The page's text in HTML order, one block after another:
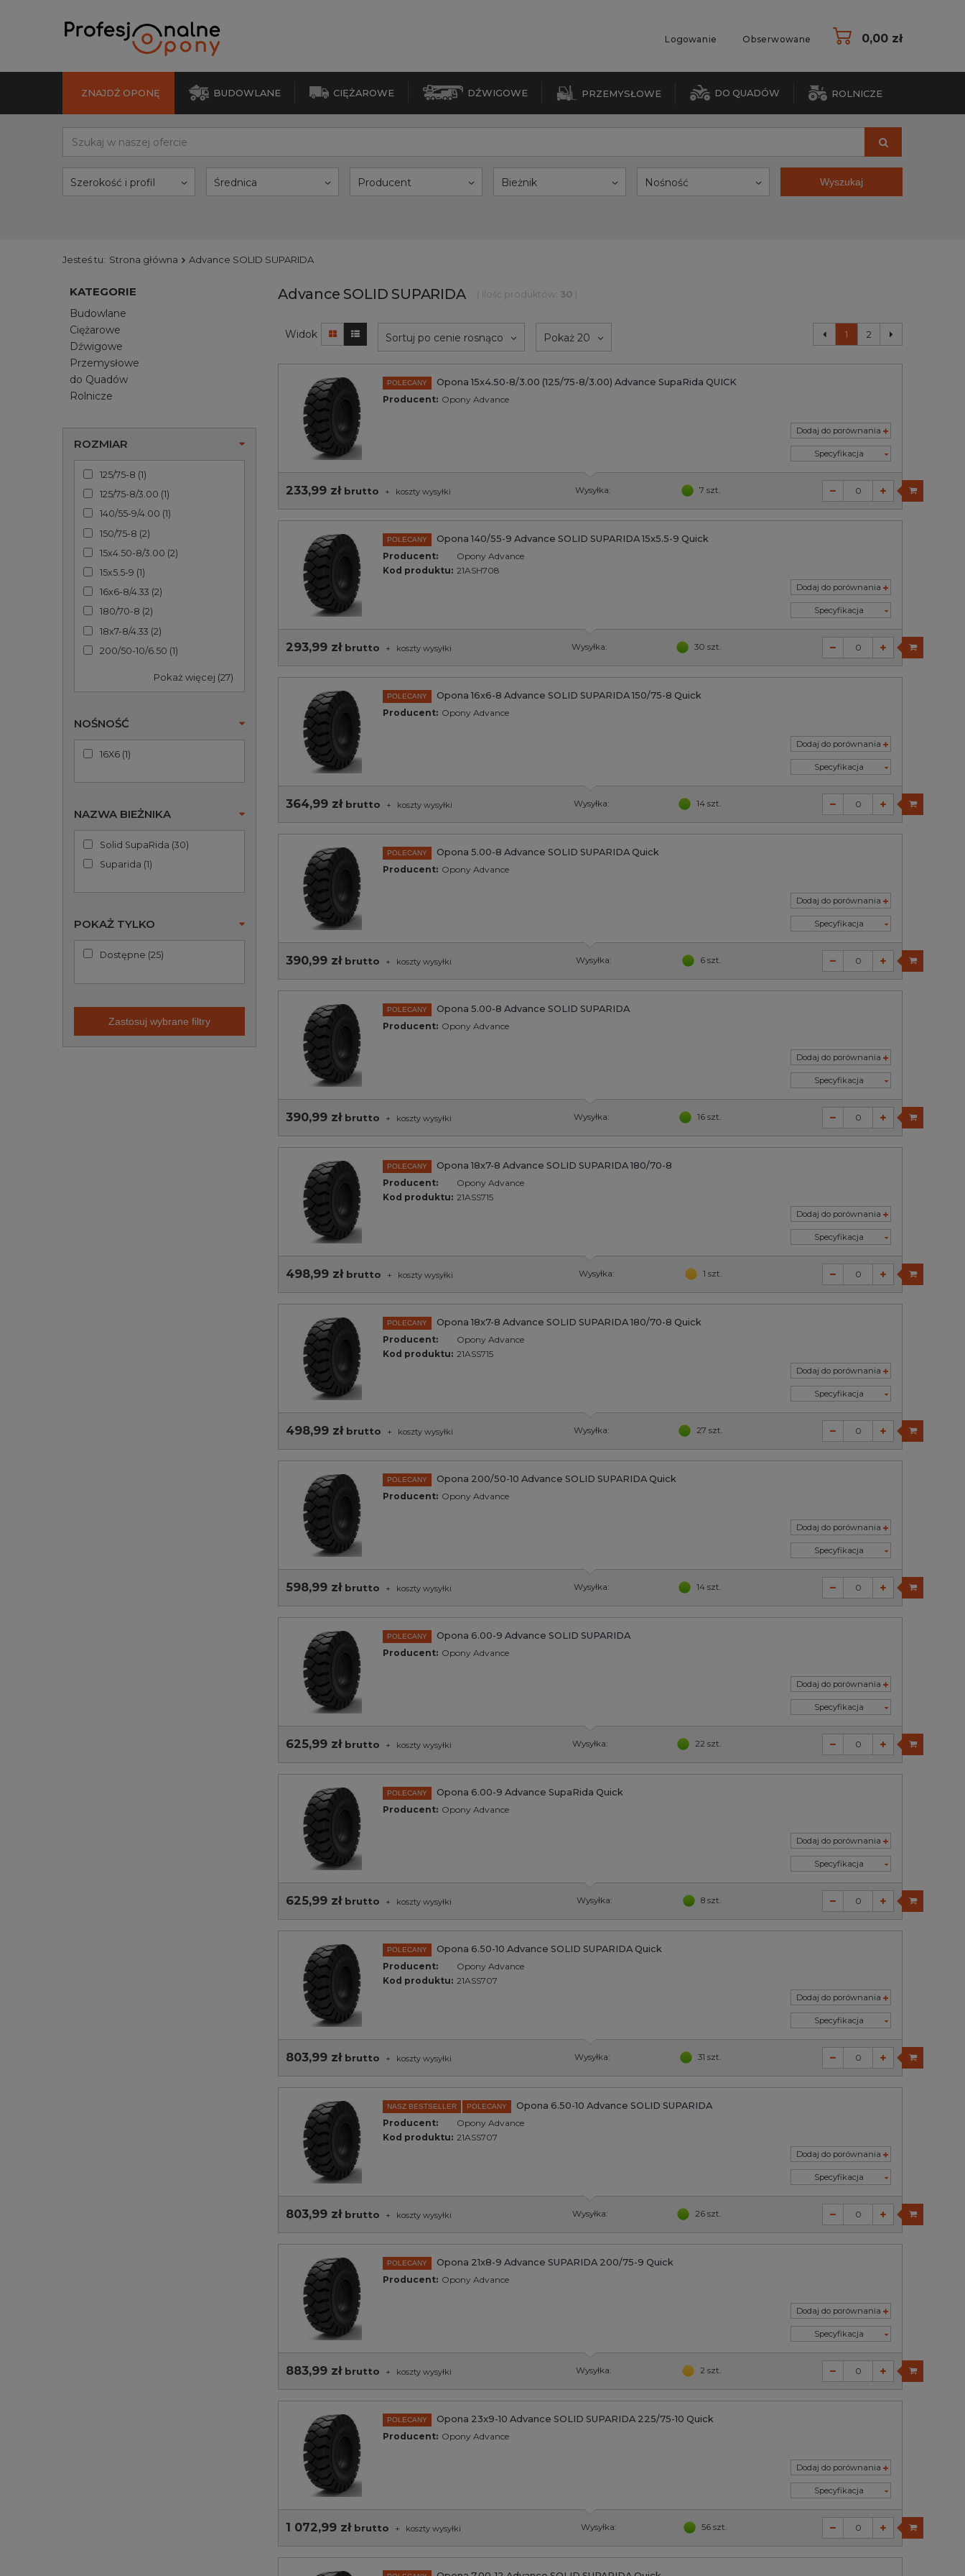
Logowanie Obserwowane 0,00 zł
ZNAJDŹ OPONĘ BUDOWLANE CIĘŻAROWE DŹWIGOWE PRZEMYSŁOWE DO QUADÓW ROLNICZE
Szerokość i profil Średnica Producent Bieżnik Nośność Wyszukaj
Jesteś tu: Strona główna Advance SOLID SUPARIDA
KATEGORIE
Budowlane
Ciężarowe
Dźwigowe
Przemysłowe
do Quadów
Rolnicze
ROZMIAR
125/75-8 (1)
125/75-8/3.00 (1)
140/55-9/4.00 (1)
150/75-8 (2)
15x4.50-8/3.00 (2)
15x5.5-9 (1)
16x6-8/4.33 (2)
180/70-8 (2)
18x7-8/4.33 (2)
200/50-10/6.50 (1)
Pokaż więcej (27)
NOŚNOŚĆ
16X6 (1)
NAZWA BIEŻNIKA
Solid SupaRida (30)
Suparida (1)
POKAŻ TYLKO
Dostępne (25)
Zastosuj wybrane filtry
Advance SOLID SUPARIDA ( ilość produktów: 30)
Widok Sortuj po cenie rosnąco Pokaż 20 1 2
POLECANY Opona 15x4.50-8/3.00 (125/75-8/3.00) Advance SupaRida QUICK
Producent: Opony Advance
Dodaj do porównania
Specyfikacja
233,99 złbrutto + koszty wysyłki Wysyłka: 7 szt.
POLECANY Opona 140/55-9 Advance SOLID SUPARIDA 15x5.5-9 Quick
Producent:
Opony Advance
Kod produktu: 21ASH708
Dodaj do porównania
Specyfikacja
293,99 złbrutto + koszty wysyłki Wysyłka: 30 szt.
POLECANY Opona 16x6-8 Advance SOLID SUPARIDA 150/75-8 Quick
Producent: Opony Advance
Dodaj do porównania
Specyfikacja
364,99 złbrutto + koszty wysyłki Wysyłka: 14 szt.
POLECANY Opona 5.00-8 Advance SOLID SUPARIDA Quick
Producent: Opony Advance
Dodaj do porównania
Specyfikacja
390,99 złbrutto + koszty wysyłki Wysyłka: 6 szt.
POLECANY Opona 5.00-8 Advance SOLID SUPARIDA
Producent: Opony Advance
Dodaj do porównania
Specyfikacja
390,99 złbrutto + koszty wysyłki Wysyłka: 16 szt.
POLECANY Opona 18x7-8 Advance SOLID SUPARIDA 180/70-8
Producent:
Opony Advance
Kod produktu: 21ASS715
Dodaj do porównania
Specyfikacja
498,99 złbrutto + koszty wysyłki Wysyłka: 1 szt.
POLECANY Opona 18x7-8 Advance SOLID SUPARIDA 180/70-8 Quick
Producent:
Opony Advance
Kod produktu: 21ASS715
Dodaj do porównania
Specyfikacja
498,99 złbrutto + koszty wysyłki Wysyłka: 27 szt.
POLECANY Opona 200/50-10 Advance SOLID SUPARIDA Quick
Producent: Opony Advance
Dodaj do porównania
Specyfikacja
598,99 złbrutto + koszty wysyłki Wysyłka: 14 szt.
POLECANY Opona 6.00-9 Advance SOLID SUPARIDA
Producent: Opony Advance
Dodaj do porównania
Specyfikacja
625,99 złbrutto + koszty wysyłki Wysyłka: 22 szt.
POLECANY Opona 6.00-9 Advance SupaRida Quick
Producent: Opony Advance
Dodaj do porównania
Specyfikacja
625,99 złbrutto + koszty wysyłki Wysyłka: 8 szt.
POLECANY Opona 6.50-10 Advance SOLID SUPARIDA Quick
Producent:
Opony Advance
Kod produktu: 21ASS707
Dodaj do porównania
Specyfikacja
803,99 złbrutto + koszty wysyłki Wysyłka: 31 szt.
NASZ BESTSELLER POLECANY Opona 6.50-10 Advance SOLID SUPARIDA
Producent:
Opony Advance
Kod produktu: 21ASS707
Dodaj do porównania
Specyfikacja
803,99 złbrutto + koszty wysyłki Wysyłka: 26 szt.
POLECANY Opona 21x8-9 Advance SUPARIDA 200/75-9 Quick
Producent: Opony Advance
Dodaj do porównania
Specyfikacja
883,99 złbrutto + koszty wysyłki Wysyłka: 2 szt.
POLECANY Opona 23x9-10 Advance SOLID SUPARIDA 225/75-10 Quick
Producent: Opony Advance
Dodaj do porównania
Specyfikacja
1 072,99 złbrutto + koszty wysyłki Wysyłka: 56 szt.